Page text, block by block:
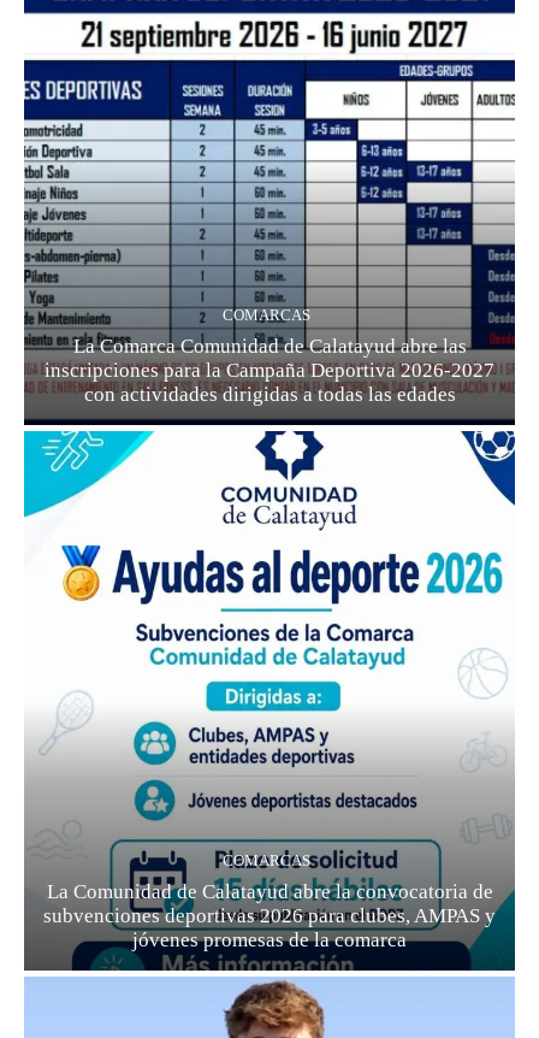
COMARCAS
La Comarca Comunidad de Calatayud abre las
inscripciones para la Campaña Deportiva 2026-2027
con actividades dirigidas a todas las edades
COMARCAS
La Comunidad de Calatayud abre la convocatoria de
subvenciones deportivas 2026 para clubes, AMPAS y
jóvenes promesas de la comarca